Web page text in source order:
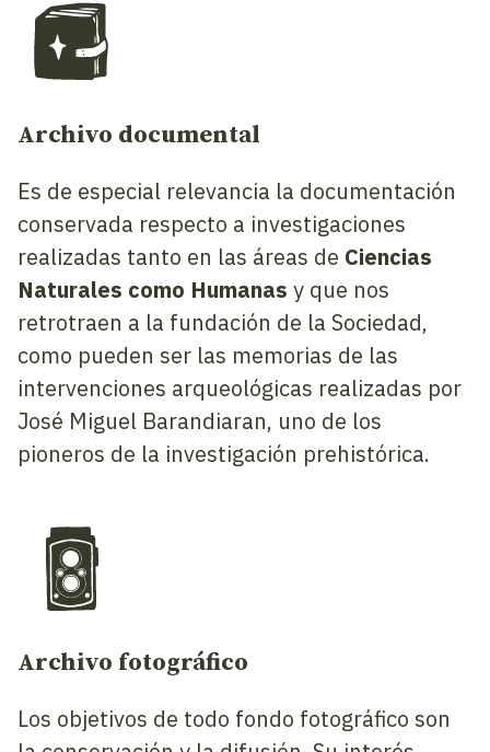
Archivo documental
Es de especial relevancia la documentación
conservada respecto a investigaciones
realizadas tanto en las áreas de Ciencias
Naturales como Humanas y que nos
retrotraen a la fundación de la Sociedad,
como pueden ser las memorias de las
intervenciones arqueológicas realizadas por
José Miguel Barandiaran, uno de los
pioneros de la investigación prehistórica.
Archivo fotográfico
Los objetivos de todo fondo fotográfico son